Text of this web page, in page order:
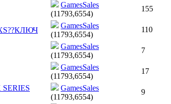
GamesSales
(11793,6554)
155
GamesSales
(11793,6554)
110
GamesSales
(11793,6554)
7
GamesSales
(11793,6554)
17
GamesSales
(11793,6554)
9